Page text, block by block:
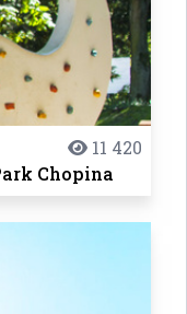
11 420
Chopina